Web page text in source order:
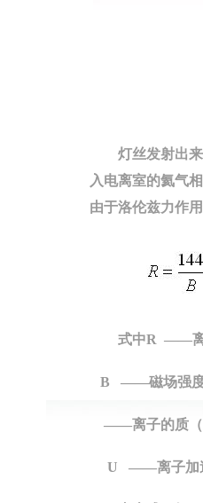
灯丝发射出
入电离室的氦气
由于洛伦兹力作
式中R ——
B ——磁场强
——离子的质（
U ——离子加